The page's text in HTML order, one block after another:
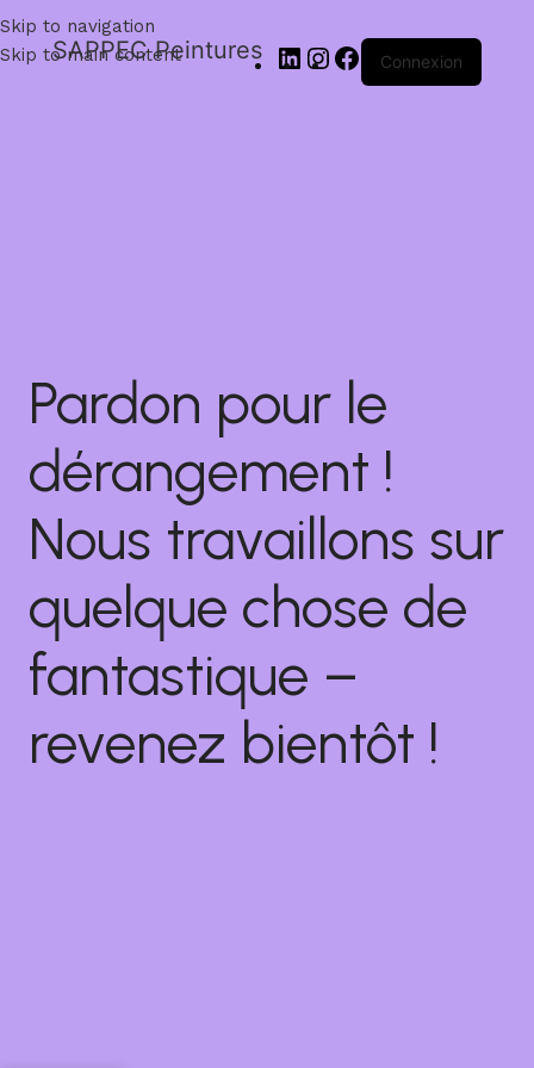
Skip to navigation
Skip to main content
SAPPEC Peintures Connexion
Pardon pour le
dérangement !
Nous travaillons sur
quelque chose de
fantastique –
revenez bientôt !